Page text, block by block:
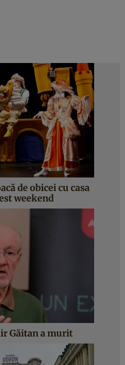
de obicei cu casa
weekend
Găitan a murit